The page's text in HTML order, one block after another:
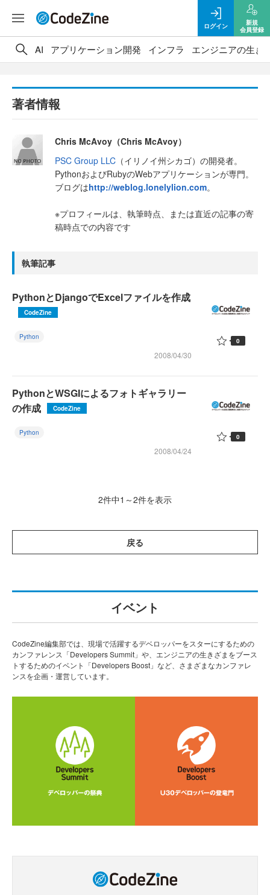
ログイン
新規
会員登録
AI アプリケーション開発 インフラ エンジニアの生き
著者情報
Chris McAvoy（Chris McAvoy）
PSC Group LLC （イリノイ州シカゴ）の開発者。
PythonおよびRubyのWebアプリケーションが専門。
ブログはhttp://weblog.lonelylion.com。
※プロフィールは、執筆時点、または直近の記事の寄
稿時点での内容です
執筆記事
PythonとDjangoでExcelファイルを作成
CodeZine
Python
2008/04/30
0
PythonとWSGIによるフォトギャラリー
の作成
CodeZine
Python
2008/04/24
0
2件中1～2件を表示
戻る
イベント
CodeZine編集部では、現場で活躍するデベロッパーをスターにするための
カンファレンス「Developers Summit」や、エンジニアの生きざまをブース
トするためのイベント「Developers Boost」など、さまざまなカンファレ
ンスを企画・運営しています。